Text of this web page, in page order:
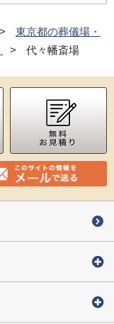
東京都の葬儀場・
代々幡斎場